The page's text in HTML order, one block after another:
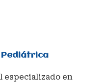
Pediátrica
especializado en